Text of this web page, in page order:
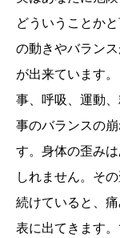
どういうことか
の動きやバラン
が出来ています
事、呼吸、運動
事のバランスの
す。身体の歪み
しれません。そ
続けていると、
表に出てきます